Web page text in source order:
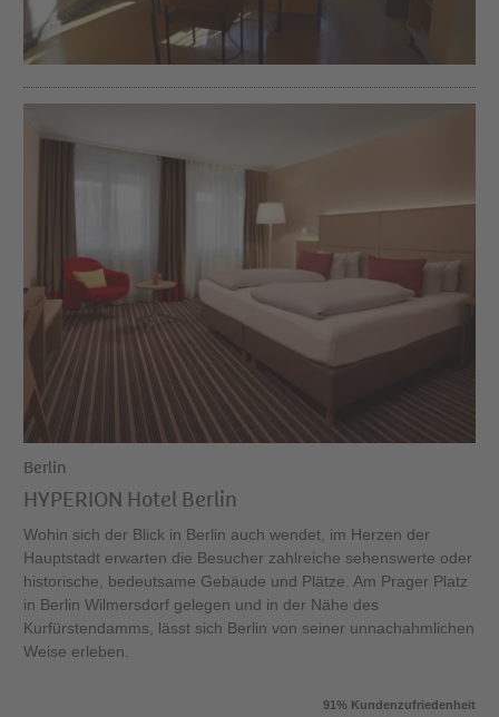
Berlin
HYPERION Hotel Berlin
Wohin sich der Blick in Berlin auch wendet, im Herzen der
Hauptstadt erwarten die Besucher zahlreiche sehenswerte oder
historische, bedeutsame Gebäude und Plätze. Am Prager Platz
in Berlin Wilmersdorf gelegen und in der Nähe des
Kurfürstendamms, lässt sich Berlin von seiner unnachahmlichen
Weise erleben.
91% Kundenzufriedenheit